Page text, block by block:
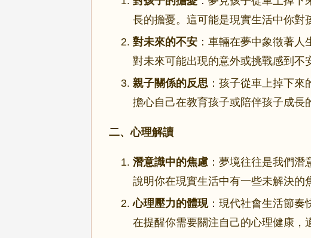
長的擔憂。這可能是現實生活中你對
對未來的不安 ：車輛在夢中象徵著
對未來可能出現的意外或挑戰感到不
親子關係的反思 ：孩子從車上掉下
擔心自己在教育孩子或陪伴孩子成長
二、心理解讀
潛意識中的焦慮 ：夢境往往是我們
說明你在現實生活中有一些未解決的
心理壓力的體現：現代社會生活節奏
在提醒你需要關注自己的心理健康，